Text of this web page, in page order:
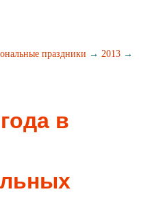
праздники → 2013 →
в